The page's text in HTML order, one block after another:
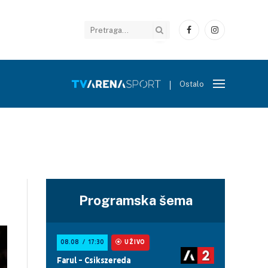
FacebookInstagram
Ostalo
Programska šema